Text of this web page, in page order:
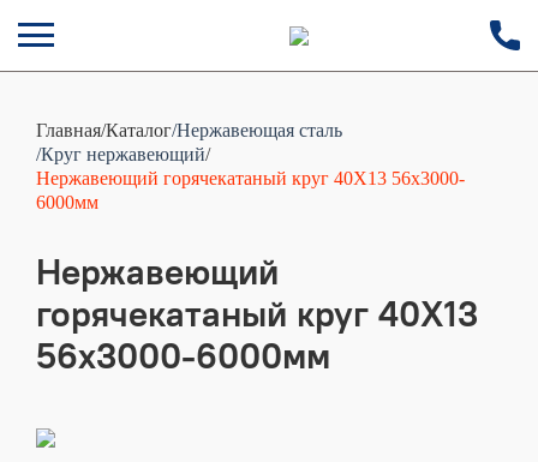
Главная/Каталог/Нержавеющая сталь
/Круг нержавеющий/
Нержавеющий горячекатаный круг 40Х13 56х3000-
6000мм
Нержавеющий
горячекатаный круг 40Х13
56х3000-6000мм